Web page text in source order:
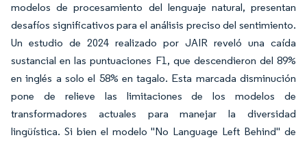
modelos de procesamiento del lenguaje natural, presentan
desafíos significativos para el análisis preciso del sentimiento.
Un estudio de 2024 realizado por JAIR reveló una caída
sustancial en las puntuaciones F1, que descendieron del 89%
en inglés a solo el 58% en tagalo. Esta marcada disminución
pone de relieve las limitaciones de los modelos de
transformadores actuales para manejar la diversidad
lingüística. Si bien el modelo "No Language Left Behind" de